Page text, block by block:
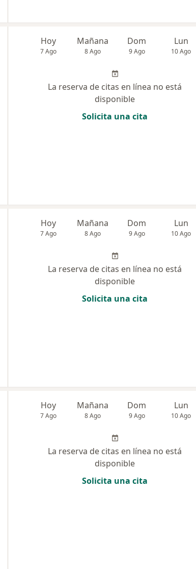
Hoy
7 Ago
Mañana
8 Ago
Dom
9 Ago
Lun
10 Ago
La reserva de citas en línea no está
disponible
Solicita una cita
Hoy
7 Ago
Mañana
8 Ago
Dom
9 Ago
Lun
10 Ago
La reserva de citas en línea no está
disponible
Solicita una cita
Hoy
7 Ago
Mañana
8 Ago
Dom
9 Ago
Lun
10 Ago
La reserva de citas en línea no está
disponible
Solicita una cita